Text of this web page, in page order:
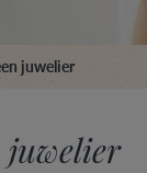
juwelier
juwelier